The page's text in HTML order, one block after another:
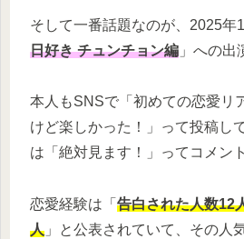
そして一番話題なのが、2025年
日好き チュンチョン編 」への出
本人もSNSで「初めての恋愛リ
けど楽しかった！」って投稿し
は「絶対見ます！」ってコメン
恋愛経験は「 告白された人数12
人 」と公表されていて、その人